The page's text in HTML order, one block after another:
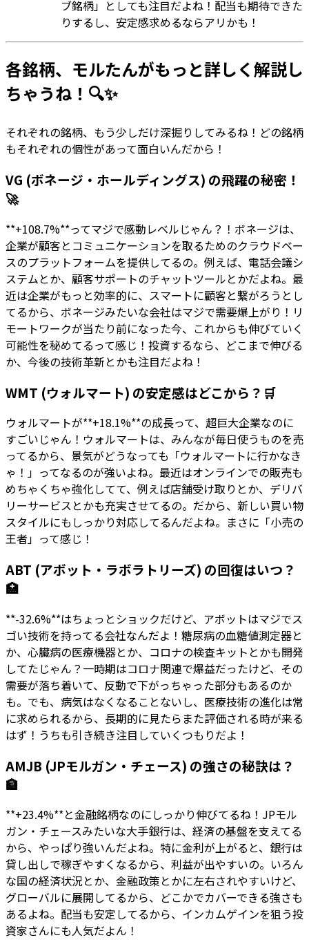
ブ銘柄」としても注目だよね！配当も期待できた
りするし、安定感求めるならアリかも！
各銘柄、モルたんがもっと詳しく解説し
ちゃうね！🔍✨
それぞれの銘柄、もう少しだけ深掘りしてみるね！どの銘柄
もそれぞれの個性があって面白いんだから！
VG (ボネージ・ホールディングス) の飛躍の秘密！
🚀
**+108.7%**ってマジで感動レベルじゃん？！ボネージは、
企業が顧客とコミュニケーションを取るためのクラウドベー
スのプラットフォームを提供してるの。例えば、電話会議シ
ステムとか、顧客サポートのチャットツールとかだよね。最
近は企業がもっと効率的に、スマートに顧客と繋がろうとし
てるから、ボネージみたいな会社はマジで需要爆上がり！リ
モートワークが当たり前になった今、これからも伸びていく
可能性を秘めてるって感じ！投資するなら、どこまで伸びる
か、今後の技術革新とかも注目だよね！
WMT (ウォルマート) の安定感はどこから？🛒
ウォルマートが**+18.1%**の成長って、超巨大企業なのに
すごいじゃん！ウォルマートは、みんなが毎日使うものを売
ってるから、景気がどうなっても「ウォルマートに行かなき
ゃ！」ってなるのが強いよね。最近はオンラインでの販売も
めちゃくちゃ強化してて、例えば店舗受け取りとか、デリバ
リーサービスとかも充実させてるの。だから、新しい買い物
スタイルにもしっかり対応してるんだよね。まさに「小売の
王者」って感じ！
ABT (アボット・ラボラトリーズ) の回復はいつ？
🏥
**-32.6%**はちょっとショックだけど、アボットはマジでス
ゴい技術を持ってる会社なんだよ！糖尿病の血糖値測定器と
か、心臓病の医療機器とか、コロナの検査キットとかも開発
してたじゃん？一時期はコロナ関連で爆益だったけど、その
需要が落ち着いて、反動で下がっちゃった部分もあるのか
も。でも、病気はなくなることないし、医療技術の進化は常
に求められるから、長期的に見たらまた評価される時が来る
はず！うちも引き続き注目していくつもりだよ！
AMJB (JPモルガン・チェース) の強さの秘訣は？
🏦
**+23.4%**と金融銘柄なのにしっかり伸びてるね！JPモル
ガン・チェースみたいな大手銀行は、経済の基盤を支えてる
から、やっぱり強いんだよね。特に金利が上がると、銀行は
貸し出しで稼ぎやすくなるから、利益が出やすいの。いろん
な国の経済状況とか、金融政策とかに左右されやすいけど、
グローバルに展開してるから、どこかでカバーできる強さも
あるよね。配当も安定してるから、インカムゲインを狙う投
資家さんにも人気だよん！